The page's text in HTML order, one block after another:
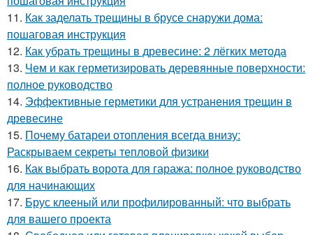
11. Как заделать трещины в брусе снаружи дома:
пошаговая инструкция
12. Как убрать трещины в древесине: 2 лёгких метода
13. Чем и как герметизировать деревянные поверхности:
полное руководство
14. Эффективные герметики для устранения трещин в
древесине
15. Почему батареи отопления всегда внизу:
Раскрываем секреты тепловой физики
16. Как выбрать ворота для гаража: полное руководство
для начинающих
17. Брус клееный или профилированный: что выбрать
для вашего проекта